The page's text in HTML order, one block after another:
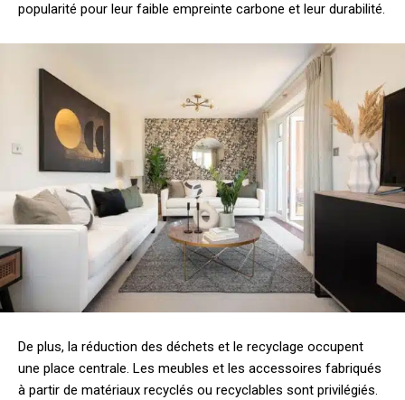
popularité pour leur faible empreinte carbone et leur durabilité.
De plus, la réduction des déchets et le recyclage occupent
une place centrale. Les meubles et les accessoires fabriqués
à partir de matériaux recyclés ou recyclables sont privilégiés.